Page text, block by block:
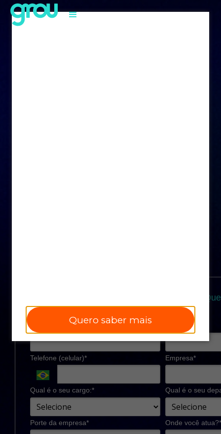
Quero saber mais
Preencha o formulário e saiba mais sobre o
Resiliência
Telefone (celular)* Empresa*
Qual é o seu cargo:* Qual é o seu
Porte da empresa* Onde você atua?*